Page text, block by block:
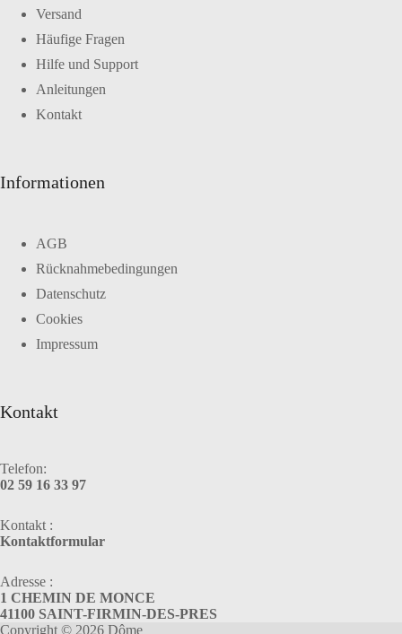
Versand
Häufige Fragen
Hilfe und Support
Anleitungen
Kontakt
Informationen
AGB
Rücknahmebedingungen
Datenschutz
Cookies
Impressum
Kontakt
Telefon:
02 59 16 33 97
Kontakt :
Kontaktformular
Adresse :
1 CHEMIN DE MONCE
41100 SAINT-FIRMIN-DES-PRES
Copyright © 2026 Dôme